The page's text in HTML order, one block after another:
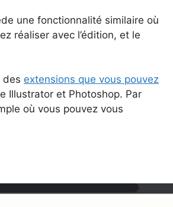
une fonctionnalité similaire où
réaliser avec l’édition, et le
des extensions que vous pouvez
Illustrator et Photoshop. Par
où vous pouvez vous